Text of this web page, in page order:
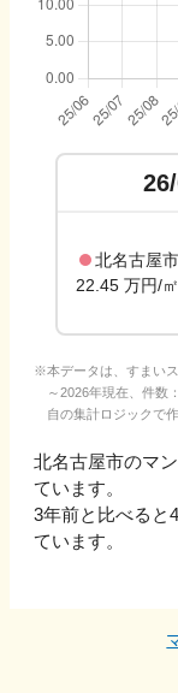
北名古屋市
22.45 万円/
本データは、すまい
～2026年現在、件数
自の集計ロジックで
北名古屋市のマ
ています。
3年前と比べると
ています。